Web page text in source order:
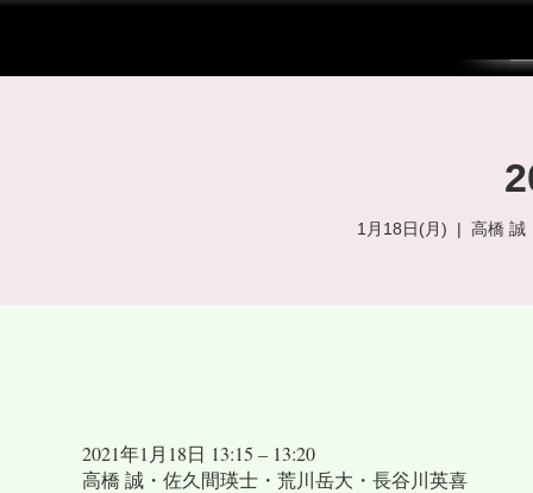
1月18日(月)
  |
高橋 誠
2021年1月18日 13:15 – 13:20
高橋 誠・佐久間瑛士・荒川岳大・長谷川英喜